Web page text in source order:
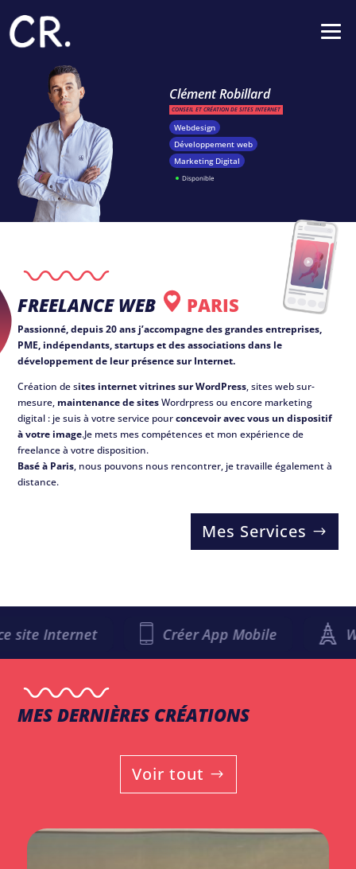
Clément Robillard
Disponible
CONSEIL ET CRÉATION DE SITES INTERNET
Webdesign
Développement web
Marketing Digital
FREELANCE WEB PARIS
Passionné, depuis 20 ans j’accompagne des grandes entreprises,
PME, indépendants, startups et des associations dans le
développement de leur présence sur Internet.
Création de sites internet vitrines sur WordPress, sites web sur-
mesure, maintenance de sitesWordrpress ou encore marketing
digital : je suis à votre service pourconcevoir avec vous un dispositif
à votre image.Je mets mes compétences et mon expérience de
freelance à votre disposition.
Basé à Paris, nous pouvons nous rencontrer, je travaille également à
distance.
Mes Services
Créer App Mobile
MES DERNIÈRES CRÉATIONS
Voir tout